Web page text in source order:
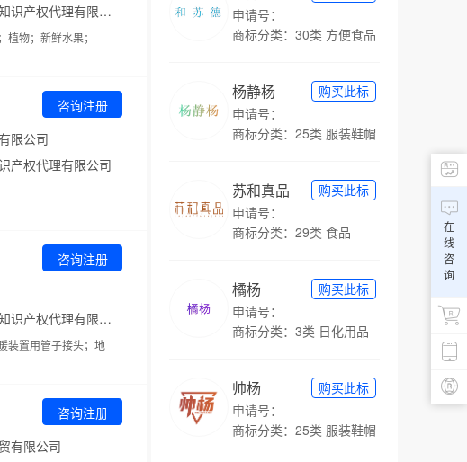
代理机构：佛山市申信知识产权代理有限公司
物；新鲜水果；
咨询注册
限公司
产权代理有限公司
咨询注册
代理机构：江门市中立知识产权代理有限公司
装置用管子接头；地
咨询注册
有限公司
申请号：
商标分类：30类 方便食品
杨静杨
购买此标
申请号：
商标分类：25类 服装鞋帽
苏和真品
购买此标
申请号：
商标分类：29类 食品
橘杨
购买此标
申请号：
商标分类：3类 日化用品
帅杨
购买此标
申请号：
商标分类：25类 服装鞋帽
在
线
咨
询